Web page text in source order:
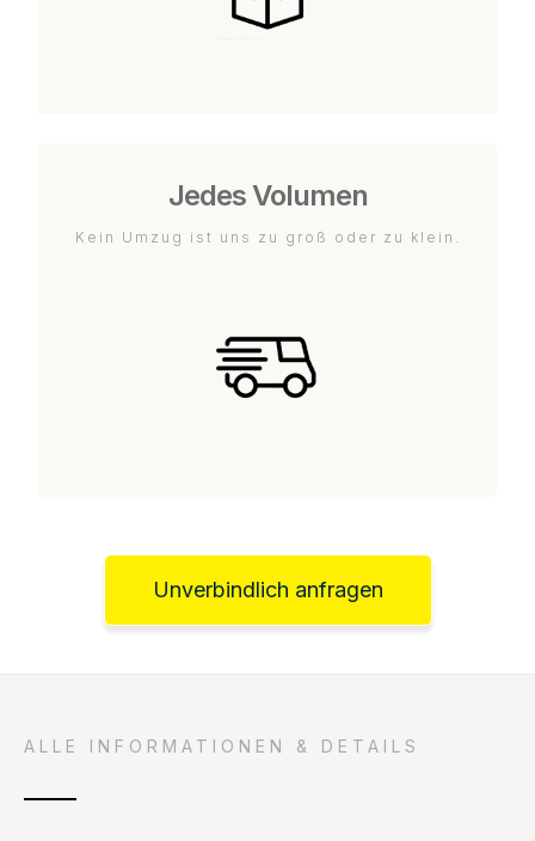
Jedes Volumen
Kein Umzug ist uns zu groß oder zu klein.
Unverbindlich anfragen
ALLE INFORMATIONEN & DETAILS